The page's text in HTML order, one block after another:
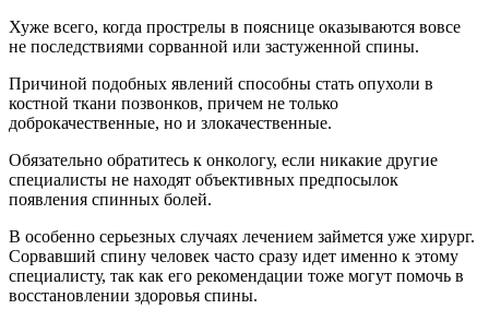
Хуже всего, когда прострелы в пояснице оказываются вовсе
не последствиями сорванной или застуженной спины.
Причиной подобных явлений способны стать опухоли в
костной ткани позвонков, причем не только
доброкачественные, но и злокачественные.
Обязательно обратитесь к онкологу, если никакие другие
специалисты не находят объективных предпосылок
появления спинных болей.
В особенно серьезных случаях лечением займется уже хирург.
Сорвавший спину человек часто сразу идет именно к этому
специалисту, так как его рекомендации тоже могут помочь в
восстановлении здоровья спины.